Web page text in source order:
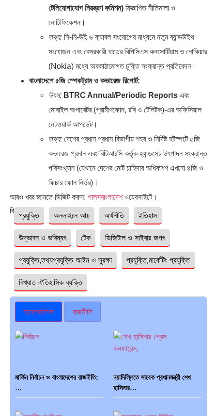
টেলিযোগাযোগ নিয়ন্ত্রণ কমিশন) বিজ্ঞাপিত নীতিমালা ও
নোটিফিকেশন।
তথ্য: সি-মি-উই ৬ ক্যাবল সংযোগের মাধ্যমে নতুন ব্যান্ডউইথ
সংযোজন এবং বেসরকারী খাতের বিপিসিএস কনসোর্টিয়াম ও নোকিয়ার
(Nokia) মধ্যে অবকাঠামোগত চুক্তি সংক্রান্ত প্রতিবেদন।
বাংলাদেশে ৫জি স্পেকট্রাম ও কভারেজ রিপোর্ট:
উৎস: BTRC Annual/Periodic Reports এবং
মোবাইল অপারেটর (গ্রামীণফোন, রবি ও টেলিটক)-এর অফিসিয়াল
নেটওয়ার্ক আপডেট।
তথ্য: দেশের প্রধান প্রধান বিভাগীয় শহর ও নির্দিষ্ট হটস্পটে ৫জি
কভারেজ প্রদান এবং বিটিআরসি কর্তৃক হ্যান্ডসেট উৎপাদন সংক্রান্ত
পরিসংখ্যান (যেখানে দেশের মোট চাহিদার অধিকাংশ এখনো ৪জি ও
ফিচার ফোন নির্ভর)।
আরও খবর জানতে ভিজিট করুন: পালসবাংলাদেশওয়েবসাইটে।
বিষয়ঃপ্রযুক্তি অনলাইনে আয় অর্থনীতি ইতিহাস
উদ্ভাবন ও ভবিষ্যৎ টেক ডিজিটাল ও সাইবার জগৎ
প্রযুক্তি,তথ্যপ্রযুক্তি আইন ও সুরক্ষা প্রযুক্তি,মার্কেটিং প্রযুক্তি
বিখ্যাত ঐতিহাসিক ব্যক্তি
আন্তর্জাতিক রাজনীতি
মার্কিন নির্বাচন ও বাংলাদেশের রাজনীতি:
…
নয়াদিল্লিতে সাবেক প্রধানমন্ত্রী শেখ
হাসিনার…